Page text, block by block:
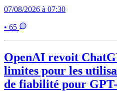
07/08/2026 à 07:30
• 65
OpenAI revoit
limites pour les
de fiabilité pour